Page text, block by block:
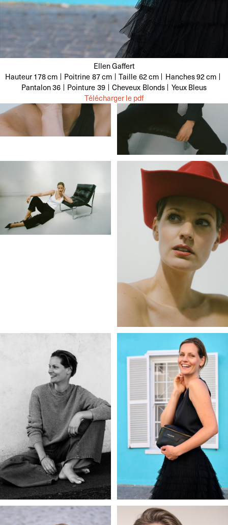
Ellen Gaffert
Hauteur 178 cm Poitrine87 cm Taille62 cm Hanches92 cm
Pantalon36 Pointure39 Cheveux Blonds YeuxBleus
Télécharger le pdf